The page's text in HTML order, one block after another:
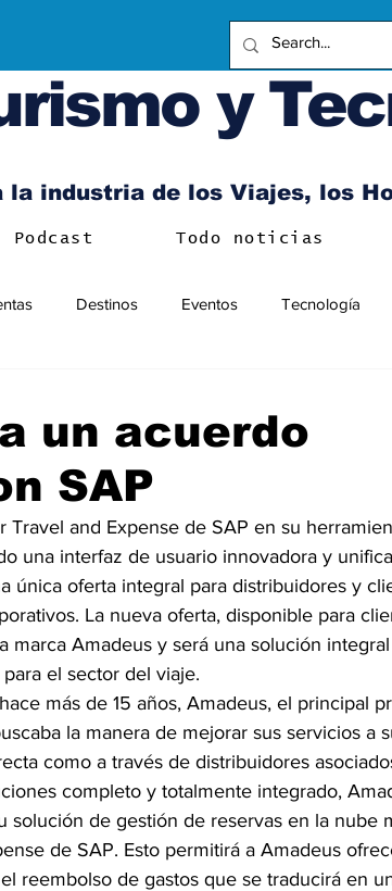
y
la industria de los Viajes, los
Podcast Todo noticias
Destinos Eventos Tecnología
un acuerdo
SAP
and Expense de SAP en su
una interfaz de usuario innovadora y
única oferta integral para distribuidores y
La nueva oferta, disponible para
marca Amadeus y será una solución integral
el sector del viaje.
más de 15 años, Amadeus, el principal
la manera de mejorar sus servicios a
como a través de distribuidores
completo y totalmente integrado,
solución de gestión de reservas en la nube
de SAP. Esto permitirá a Amadeus
reembolso de gastos que se traducirá en